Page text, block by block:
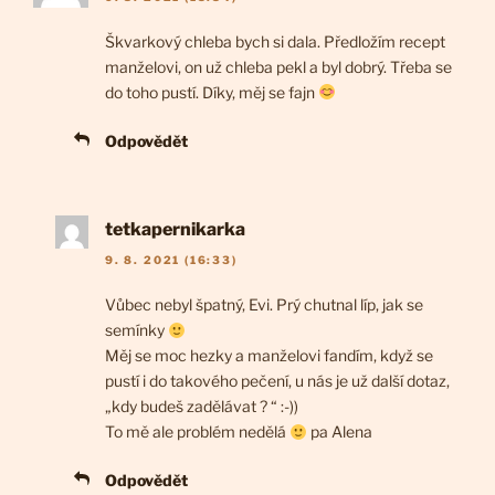
Škvarkový chleba bych si dala. Předložím recept
manželovi, on už chleba pekl a byl dobrý. Třeba se
do toho pustí. Díky, měj se fajn
Odpovědět
tetkapernikarka
9. 8. 2021 (16:33)
Vůbec nebyl špatný, Evi. Prý chutnal líp, jak se
semínky
Měj se moc hezky a manželovi fandím, když se
pustí i do takového pečení, u nás je už další dotaz,
„kdy budeš zadělávat ? “ :-))
To mě ale problém nedělá
pa Alena
Odpovědět